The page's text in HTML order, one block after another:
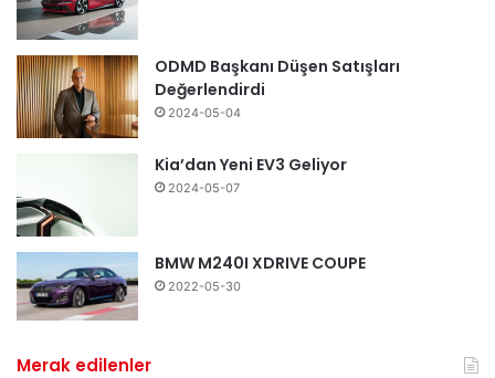
ODMD Başkanı Düşen Satışları
Değerlendirdi
2024-05-04
Kia’dan Yeni EV3 Geliyor
2024-05-07
BMW M240I XDRIVE COUPE
2022-05-30
Merak edilenler